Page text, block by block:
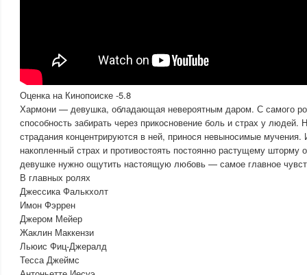
Оценка на Кинопоиске -5.8
Хармони — девушка, обладающая невероятным даром. С самого
способность забирать через прикосновение боль и страх у людей.
страдания концентрируются в ней, принося невыносимые мучения.
накопленный страх и противостоять постоянно растущему шторму
девушке нужно ощутить настоящую любовь — самое главное
В главных ролях
Джессика Фалькхолт
Имон Фэррен
Джером Мейер
Жаклин Маккензи
Льюис Фиц-Джералд
Тесса Джеймс